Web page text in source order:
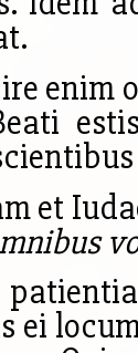
enim
et
ei